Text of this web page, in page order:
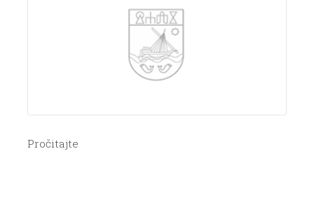
Pročitajte